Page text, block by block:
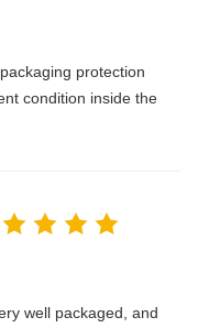
protection
condition inside the
well packaged, and